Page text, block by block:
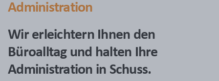
Administration
Wir erleichtern Ihnen den
Büroalltag und halten Ihre
Administration in Schuss.